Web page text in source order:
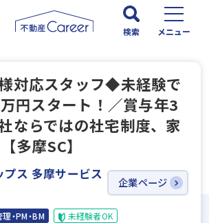
検索 メニュー
対応スタッフ◆未経験で
円スタート！／賞与年3
ならではの社宅制度、家
多摩SC】
ス 多摩サービス
企業ページ
・PM・BM 未経験者OK